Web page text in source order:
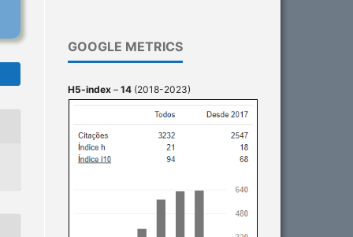
GOOGLE METRICS
H5-index – 14 (2018-2023)